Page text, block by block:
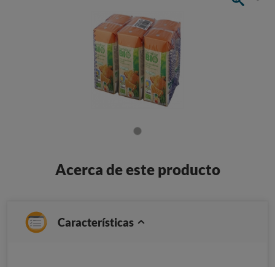
Acerca de este producto
Características